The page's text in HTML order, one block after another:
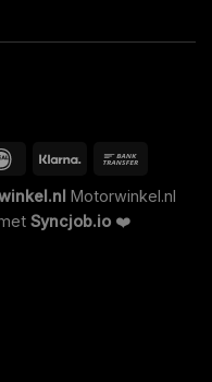
Motorwinkel.nl
Syncjob.io ❤️